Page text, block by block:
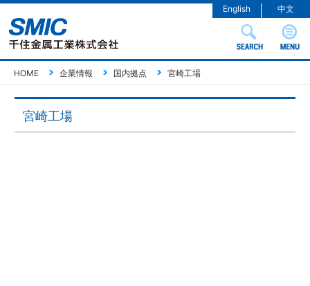
中文
English
HOME 企業情報 国内拠点 宮崎工場
宮崎工場